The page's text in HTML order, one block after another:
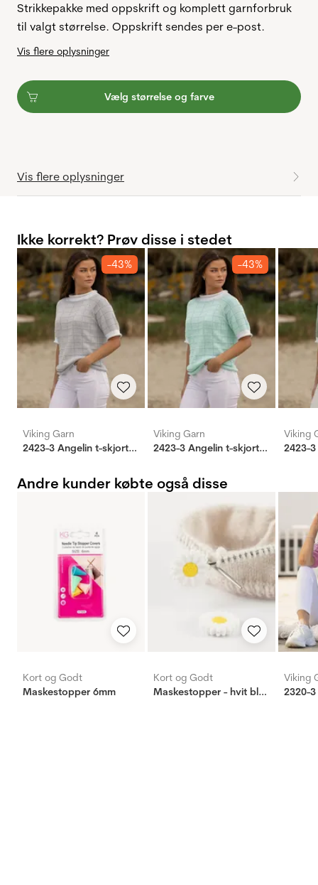
Strikkepakke med oppskrift og komplett garnforbruk
til valgt størrelse. Oppskrift sendes per e-post.
Vis flere oplysninger
Vælg størrelse og farve
Vis flere oplysninger
Ikke korrekt? Prøv disse i stedet
-43%
Viking Garn
2423-3 Angelin t-skjorte lys antikk
-43%
Viking Garn
2423-3 Angelin t-skjorte lys aqua
Viking
Andre kunder købte også disse
Kort og Godt
Maskestopper 6mm
Kort og Godt
Maskestopper - hvit blomst
Viking